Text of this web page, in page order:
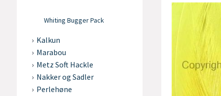
Whiting Bugger Pack
Kalkun
Marabou
Metz Soft Hackle
Nakker og Sadler
Perlehøne